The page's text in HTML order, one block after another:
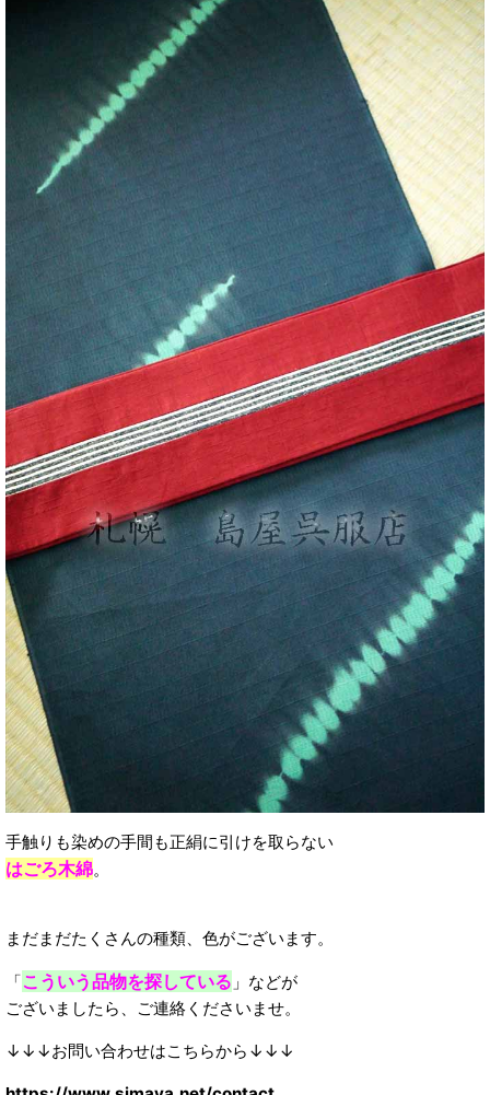
手触りも染めの手間も正絹に引けを取らない
はごろ木綿。
まだまだたくさんの種類、色がございます。
「こういう品物を探している 」などが
ございましたら、ご連絡くださいませ。
↓↓↓お問い合わせはこちらから↓↓↓